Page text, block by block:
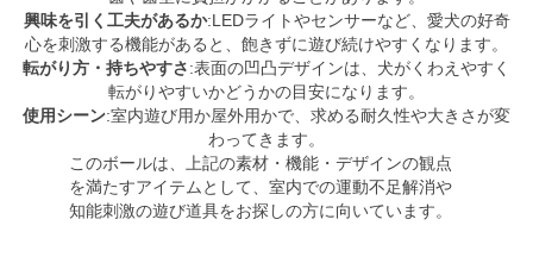
興味を引く工夫があるか:LEDライトやセンサーなど、愛犬の好奇
心を刺激する機能があると、飽きずに遊び続けやすくなります。
転がり方・持ちやすさ:表面の凹凸デザインは、犬がくわえやすく
転がりやすいかどうかの目安になります。
使用シーン:室内遊び用か屋外用かで、求める耐久性や大きさが変
わってきます。
このボールは、上記の素材・機能・デザインの観点
を満たすアイテムとして、室内での運動不足解消や
知能刺激の遊び道具をお探しの方に向いています。